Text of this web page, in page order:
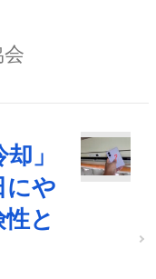
会
」
や
と